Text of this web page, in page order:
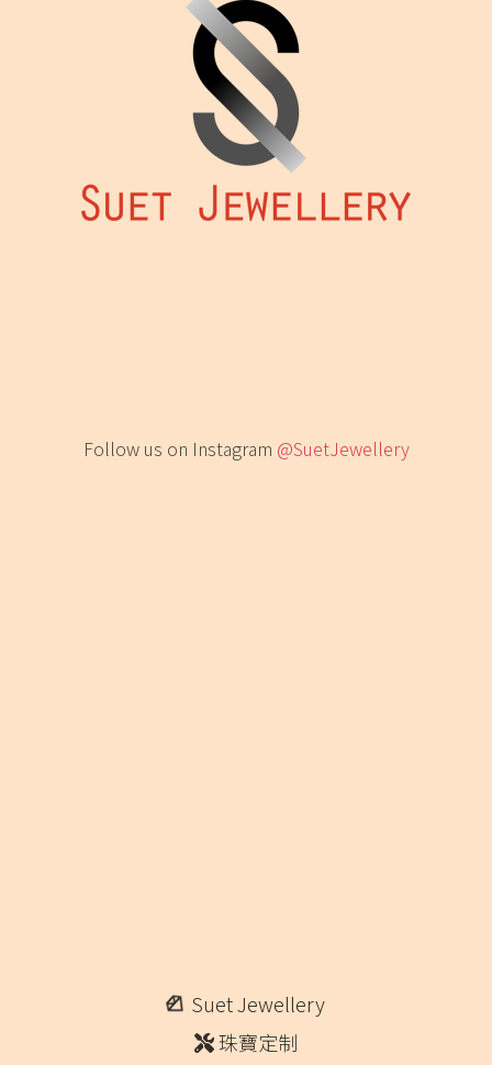
Follow us on Instagram @SuetJewellery
Suet Jewellery
珠寶定制